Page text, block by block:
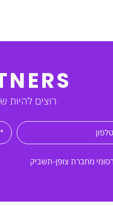
רוצים להיות
מחברת צופן-תשביק